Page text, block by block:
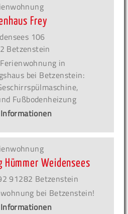
Frey
106
Betzenstein
in
bei Betzenstein:
Fußbodenheizung
Hümmer Weidensees
91282 Betzenstein
bei Betzenstein!